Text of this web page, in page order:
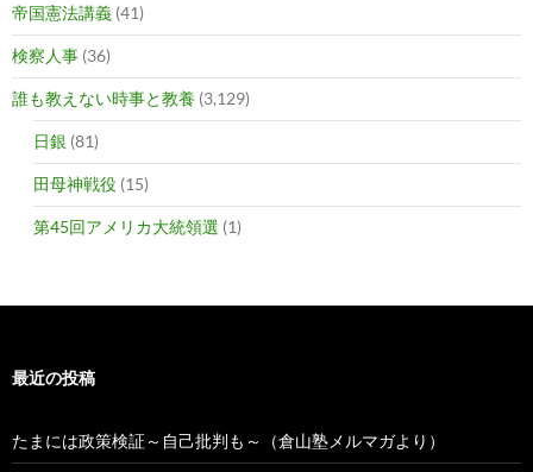
帝国憲法講義 (41)
検察人事 (36)
誰も教えない時事と教養 (3,129)
日銀 (81)
田母神戦役 (15)
第45回アメリカ大統領選 (1)
最近の投稿
たまには政策検証～自己批判も～（倉山塾メルマガより）